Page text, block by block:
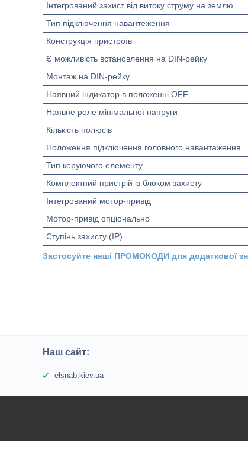
Інтегрований захист від витоку струму на землю
Тип підключення навантеження
Конструкція пристроїв
Є можливість встановлення на DIN-рейку
Монтаж на DIN-рейку
Наявний індикатор в положенні OFF
Наявне реле мінімальної напруги
Кількість полюсів
Положення підключення головного навантаження
Тип керуючого елементу
Комплектний пристрій із блоком захисту
Інтегрований мотор-привід
Мотор-привід опціонально
Ступінь захисту (IP)
Застосуйте наші ПРОМОКОДИ для додаткової
Наш сайт:
elsnab.kiev.ua